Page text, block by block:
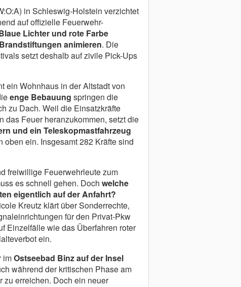
in Schleswig-Holstein verzichtet
auf offizielle Feuerwehr-
Lichter und rote Farbe
animieren. Die
setzt deshalb auf zivile Pick-Ups
ein Wohnhaus in der Altstadt von
enge Bebauung springen die
zu Dach. Weil die Einsatzkräfte
das Feuer heranzukommen, setzt die
und ein Teleskopmastfahrzeug
oben ein. Insgesamt 282 Kräfte sind
freiwillige Feuerwehrleute zum
es schnell gehen. Doch welche
eigentlich auf der Anfahrt?
Kreutz klärt über Sonderrechte,
für den Privat-Pkw
Einzelfälle wie das Überfahren roter
ein.
imOstseebad Binz auf der Insel
während der kritischen Phase am
zu erreichen. Doch ein neuer